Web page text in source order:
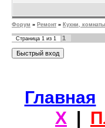
Форум » Ремонт » Кухни, комнаты
Страница 1 из 1 1
Главная
Х |